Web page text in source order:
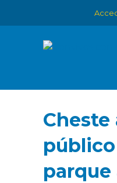
Cheste
parque